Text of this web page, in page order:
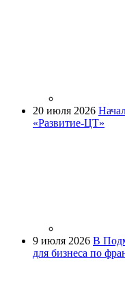
20 июля 2026
«Развитие-ЦТ»
9 июля 2026 В
для бизнеса по